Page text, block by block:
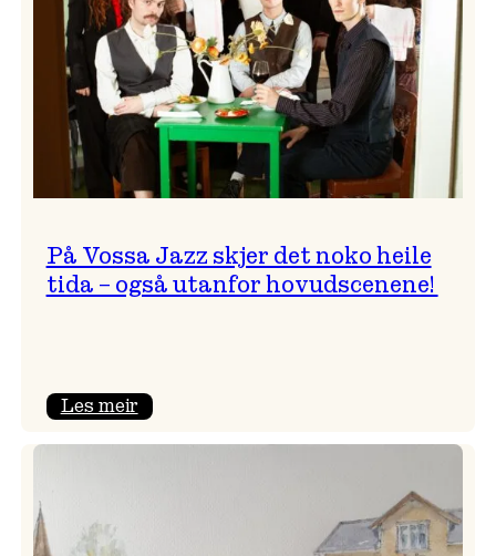
På Vossa Jazz skjer det noko heile
tida – også utanfor hovudscenene!
Les meir: